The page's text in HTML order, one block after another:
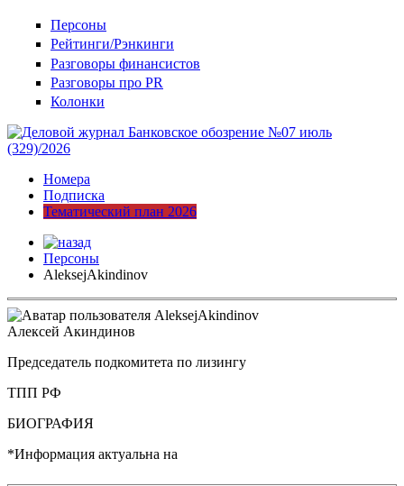
Персоны
Рейтинги/Рэнкинги
Разговоры финансистов
Разговоры про PR
Колонки
Номера
Подписка
Тематический план 2026
Персоны
AleksejAkindinov
Алексей Акиндинов
Председатель подкомитета по лизингу
ТПП РФ
БИОГРАФИЯ
*Информация актуальна на